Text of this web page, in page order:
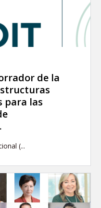
de la
para las
(...